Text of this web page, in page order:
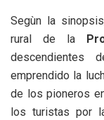
Segùn la
rural de la
descendientes
emprendido la
de los pioneros
los turistas por